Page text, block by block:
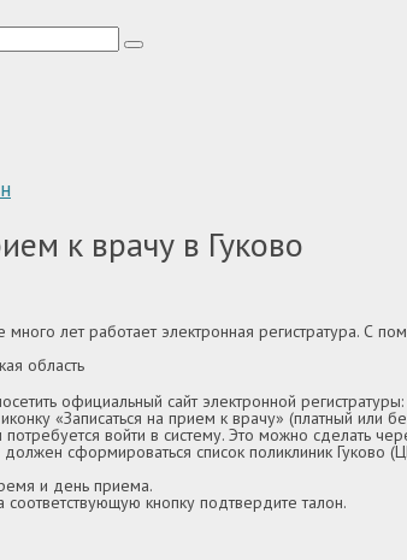
к врачу в Гуково
много лет работает электронная регистратура. С
официальный сайт электронной регистратуры:
«Записаться на прием к врачу» (платный или
войти в систему. Это можно сделать
сформироваться список поликлиник Гуково
и день приема.
соответствующую кнопку подтвердите талон.